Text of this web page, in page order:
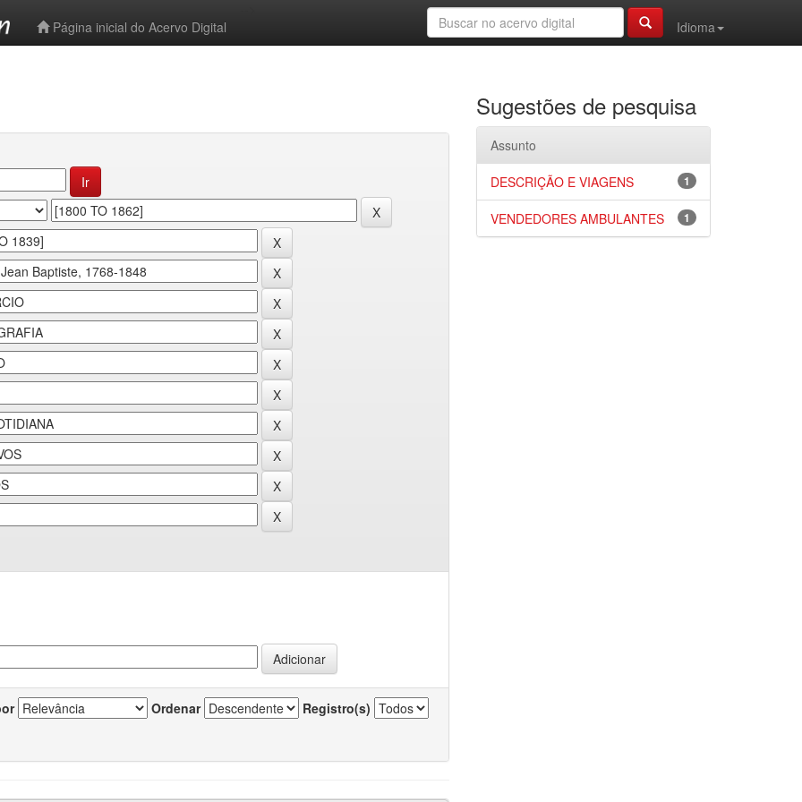
Página inicial do Acervo Digital
Idioma
Ordenar Registro(s)
Sugestões de pesquisa
Assunto
1
DESCRIÇÃO E VIAGENS
1
VENDEDORES AMBULANTES